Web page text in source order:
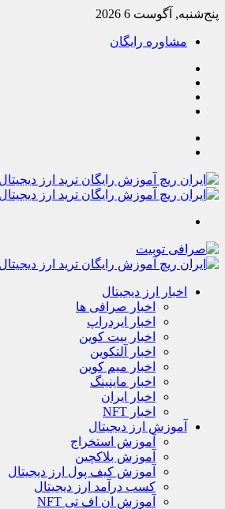
پنج‌شنبه, آگوست 6 2026
مشاوره رایگان
اخبار ارز دیجیتال
اخبار صرافی ها
اخبار ایردراپ
اخبار بیت کوین
اخبار آلتکوین
اخبار میم کوین
اخبار ماینینگ
اخبار ایران
اخبار NFT
آموزش ارز دیجیتال
آموزش استخراج
آموزش بلاکچین
آموزش کیف پول ارز دیجیتال
کسب درآمد ارز دیجیتال
آموزش ان اف تی NFT